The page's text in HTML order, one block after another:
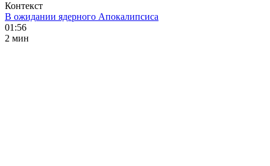
Контекст
В ожидании ядерного Апокалипсиса
01:56
2 мин